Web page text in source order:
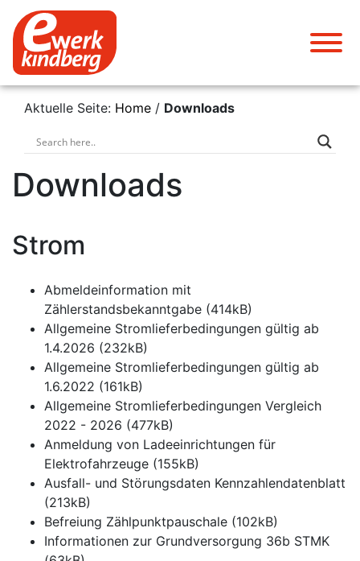
Aktuelle Seite: Home / Downloads
Downloads
Strom
Abmeldeinformation mit
Zählerstandsbekanntgabe (414kB)
Allgemeine Stromlieferbedingungen gültig ab
1.4.2026 (232kB)
Allgemeine Stromlieferbedingungen gültig ab
1.6.2022 (161kB)
Allgemeine Stromlieferbedingungen Vergleich
2022 - 2026 (477kB)
Anmeldung von Ladeeinrichtungen für
Elektrofahrzeuge (155kB)
Ausfall- und Störungsdaten Kennzahlendatenblatt
(213kB)
Befreiung Zählpunktpauschale (102kB)
Informationen zur Grundversorgung 36b STMK